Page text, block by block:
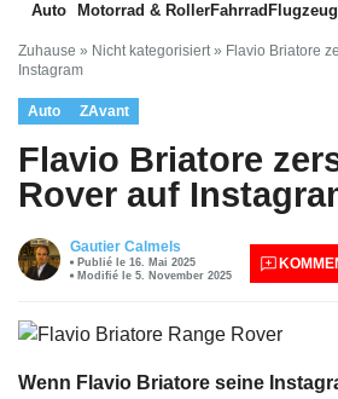
Auto Motorrad & RollerFahrrad Flugzeug
Zuhause » Nicht kategorisiert » Flavio Briatore
Instagram
Auto ZAvant
Flavio Briatore
Rover auf
Gautier Calmels
Publié le 16. Mai 2025
Modifié le 5. November 2025
Wenn Flavio Briatore seine